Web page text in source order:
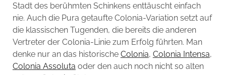
ONLINE-SHOP
DAS ALZD-TEAM
Stadt des berühmten Schinkens enttäuscht einfach
nie. Auch die Pura getaufte Colonia-Variation setzt auf
die klassischen Tugenden, die bereits die anderen
Vertreter der Colonia-Linie zum Erfolg führten. Man
denke nur an das historische Colonia, Colonia Intensa,
Colonia Assoluta oder den auch noch nicht so alten